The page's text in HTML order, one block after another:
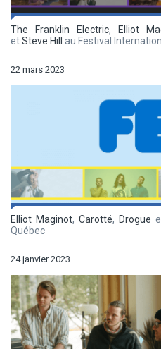
The Franklin Electric, Elliot
etSteve Hill au Festival
22 mars 2023
Elliot Maginot, Carotté, Drogue
Québec
24 janvier 2023